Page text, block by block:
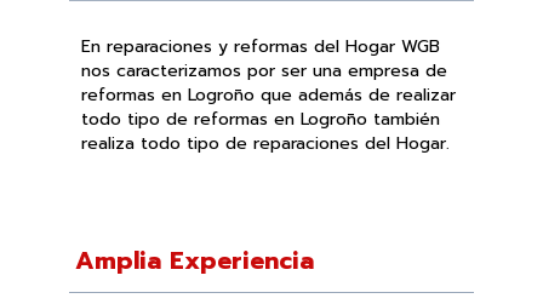
En reparaciones y reformas del Hogar WGB
nos caracterizamos por ser una empresa de
reformas en Logroño que además de realizar
todo tipo de reformas en Logroño también
realiza todo tipo de reparaciones del Hogar.
Amplia Experiencia